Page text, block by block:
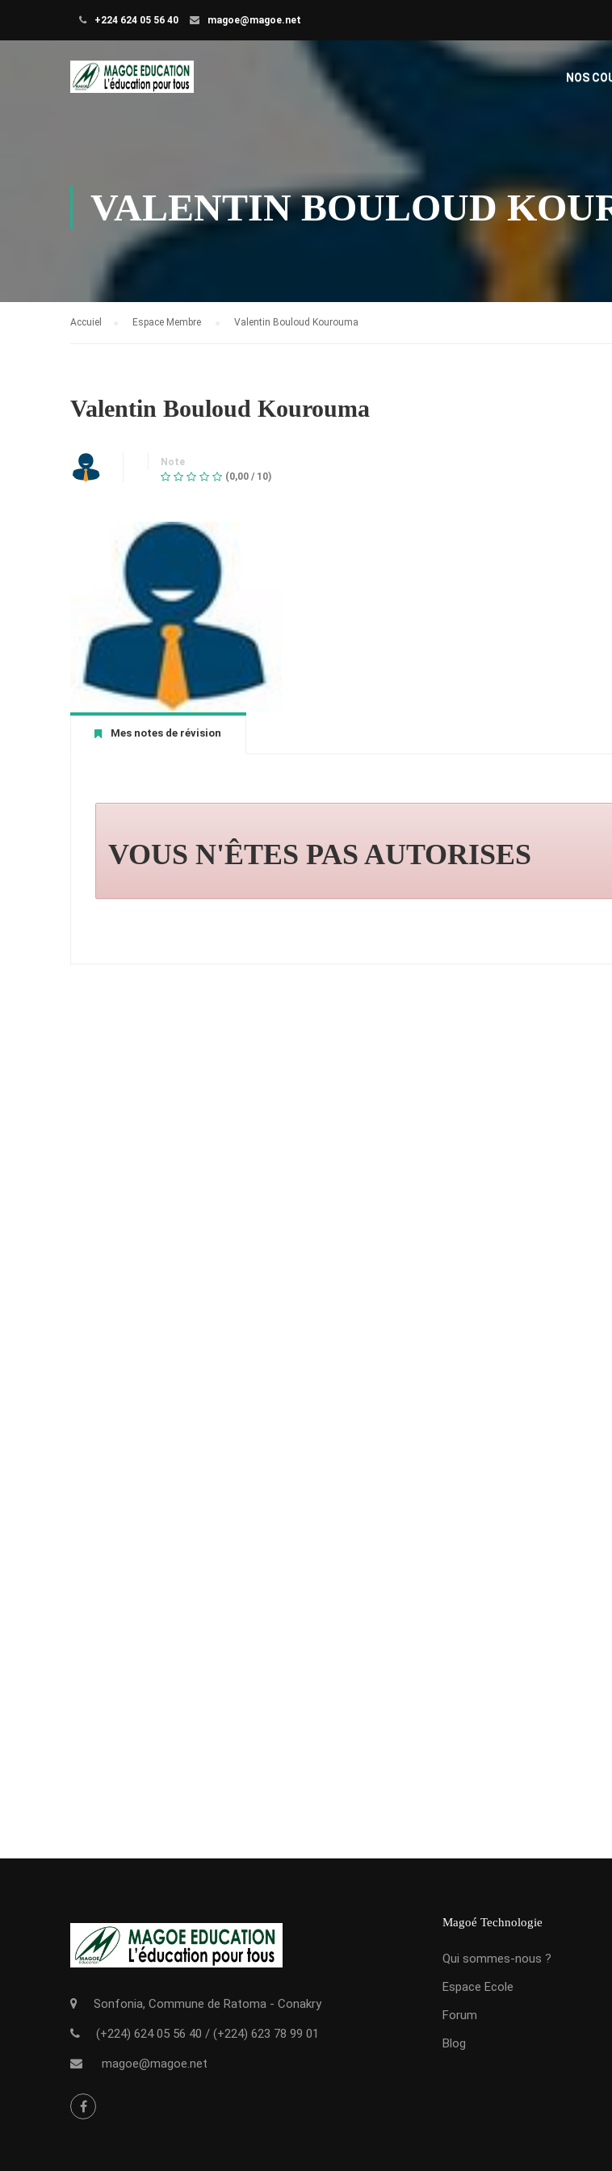
+224 624 05 56 40 magoe@magoe.net
NOS
VALENTIN BOULOUD
Accuiel Espace Membre Valentin Bouloud Kourouma
Valentin Bouloud Kourouma
Note
(0,00 / 10)
Mes notes de révision
VOUS N'ÊTES PAS AUTORISES
Sonfonia, Commune de Ratoma - Conakry
(+224) 624 05 56 40 / (+224) 623 78 99 01
magoe@magoe.net
Magoé Technologie
Qui sommes-nous ?
Espace Ecole
Forum
Blog